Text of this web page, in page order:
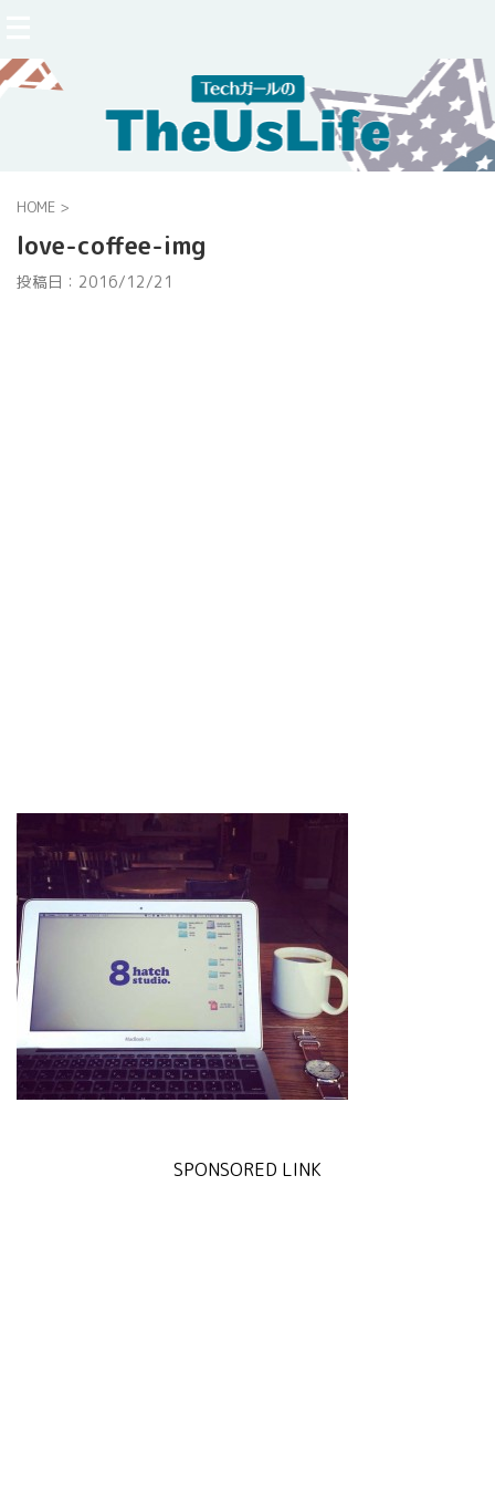
HOME >
love-coffee-img
投稿日： 2016/12/21
SPONSORED LINK